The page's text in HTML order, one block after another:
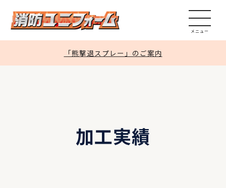
加工実績
見積依頼
問い合わせ
「熊撃退スプレー」のご案内
加工実績